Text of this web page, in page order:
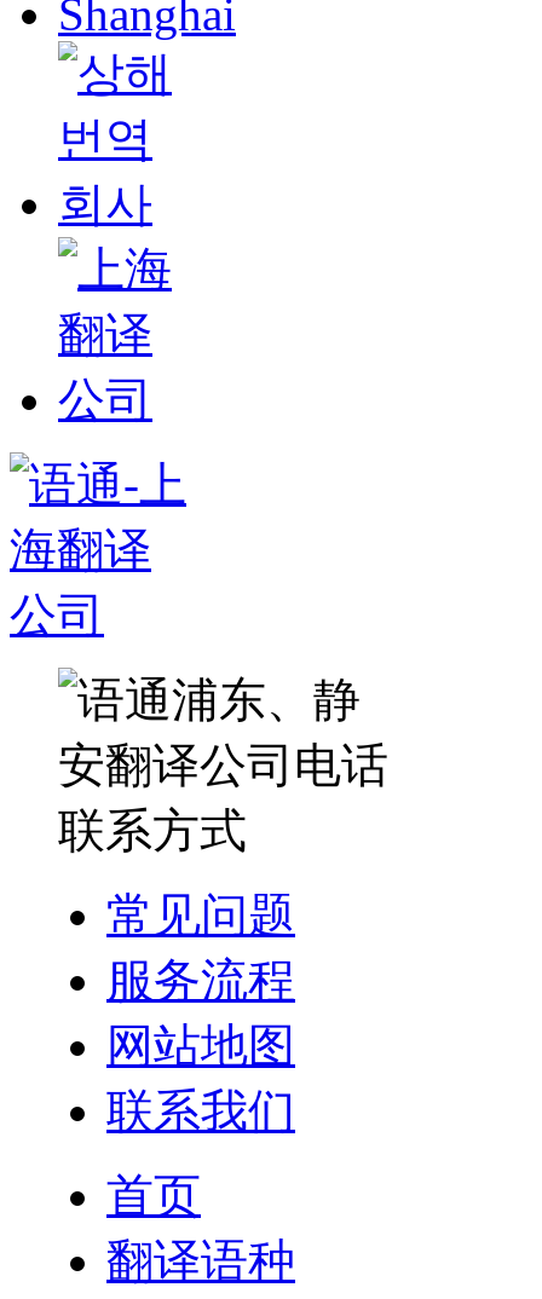
常见问题
服务流程
网站地图
联系我们
首页
翻译语种